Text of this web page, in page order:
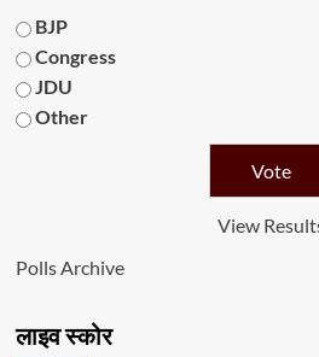
BJP
Congress
JDU
Other
View
Polls Archive
लाइव स्कोर